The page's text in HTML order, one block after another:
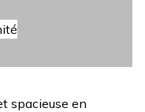
spacieuse en